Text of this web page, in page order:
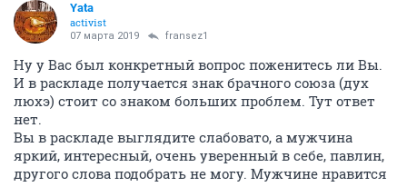
Yata
activist
07 марта 2019 fransez1
Ну у Вас был конкретный вопрос поженитесь ли Вы.
И в раскладе получается знак брачного союза (дух
люхэ) стоит со знаком больших проблем. Тут ответ
нет.
Вы в раскладе выглядите слабовато, а мужчина
яркий, интересный, очень уверенный в себе, павлин,
другого слова подобрать не могу. Мужчине нравится